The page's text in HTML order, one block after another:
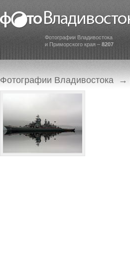
Фотографии Владивостока
и Приморского края – 8207
Фотографии Владивостока →